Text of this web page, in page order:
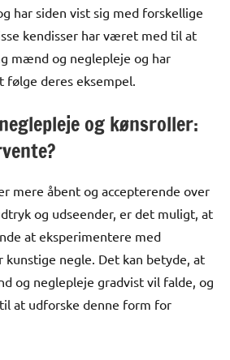
har siden vist sig med forskellige
kendisser har været med til at
mænd og neglepleje og har
følge deres eksempel.
og kønsroller:
mere åbent og accepterende over
og udseender, er det muligt, at
at eksperimentere med
kunstige negle. Det kan betyde, at
og neglepleje gradvist vil falde, og
at udforske denne form for